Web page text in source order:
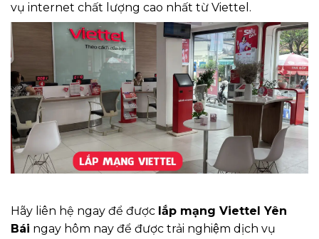
vụ internet chất lượng cao nhất từ Viettel.
Hãy liên hệ ngay để được lắp mạng Viettel Yên
Bái ngay hôm nay để được trải nghiệm dịch vụ